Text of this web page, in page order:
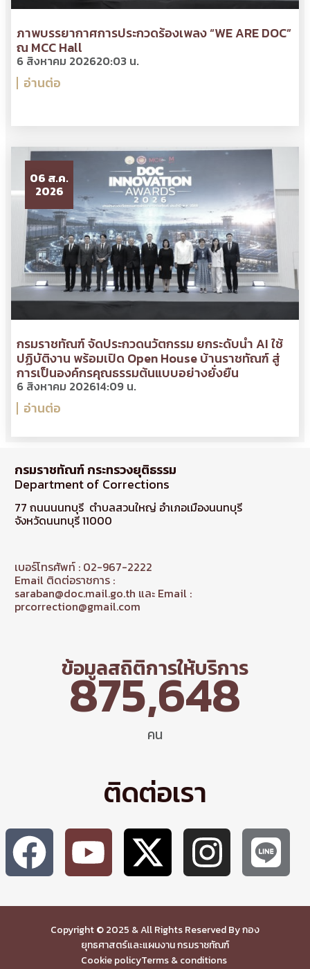
ภาพบรรยากาศการประกวดร้องเพลง “WE ARE DOC”
ณ MCC Hall
6 สิงหาคม 202620:03 น.
อ่านต่อ
06 ส.ค.
2026
กรมราชทัณฑ์ จัดประกวดนวัตกรรม ยกระดับนำ AI ใช้
ปฏิบัติงาน พร้อมเปิด Open House บ้านราชทัณฑ์ สู่
การเป็นองค์กรคุณธรรมต้นแบบอย่างยั่งยืน
6 สิงหาคม 202614:09 น.
อ่านต่อ
กรมราชทัณฑ์ กระทรวงยุติธรรม
Department of Corrections
77 ถนนนนทบุรี ตำบลสวนใหญ่ อำเภอเมืองนนทบุรี
จังหวัดนนทบุรี 11000
เบอร์โทรศัพท์ : 02-967-2222
Email ติดต่อราชการ :
saraban@doc.mail.go.th และ Email :
prcorrection@gmail.com
ข้อมูลสถิติการให้บริการ
คน
875,648
ติดต่อเรา
Copyright © 2025 & All Rights Reserved By กอง
ยุทธศาสตร์และแผนงาน กรมราชทัณฑ์
Cookie policyTerms & conditions